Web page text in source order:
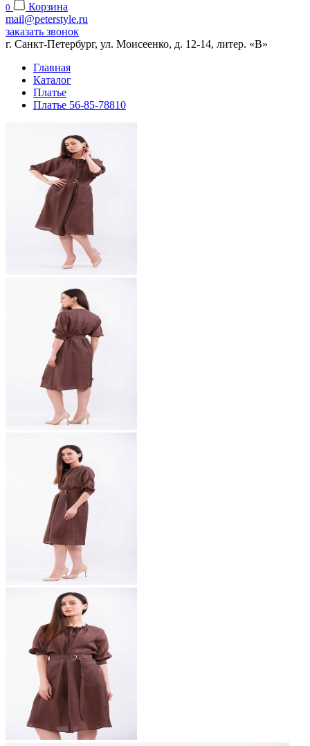
0
Корзина
mail@peterstyle.ru
заказать звонок
г. Санкт-Петербург, ул. Моисеенко, д. 12-14, литер. «В»
Главная
Каталог
Платье
Платье 56-85-78810